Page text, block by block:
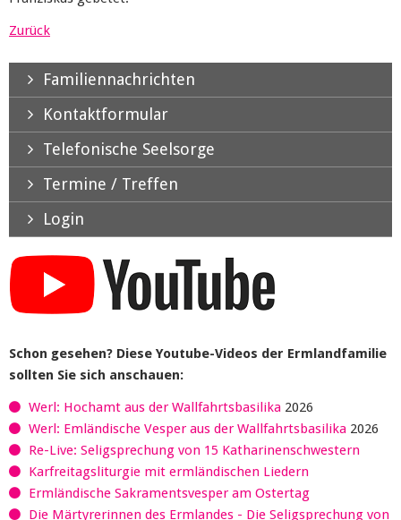
Zurück
Familiennachrichten
Kontaktformular
Telefonische Seelsorge
Termine / Treffen
Login
Schon gesehen? Diese Youtube-Videos der Ermlandfamilie
sollten Sie sich anschauen:
Werl: Hochamt aus der Wallfahrtsbasilika 2026
Werl: Emländische Vesper aus der Wallfahrtsbasilika 2026
Re-Live: Seligsprechung von 15 Katharinenschwestern
Karfreitagsliturgie mit ermländischen Liedern
Ermländische Sakramentsvesper am Ostertag
Die Märtyrerinnen des Ermlandes - Die Seligsprechung von